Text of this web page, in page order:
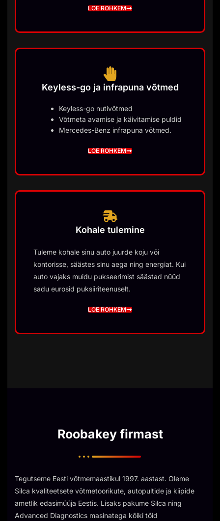
LOE ROHKEM
Keyless-go ja infrapuna võtmed
Keyless-go nutivõtmed
Võtmeta avamise ja käivitamise puldid
Mercedes-Benz infrapuna võtmed.
LOE ROHKEM
Kohale tulemine
Tuleme kohale sinu auto juurde koju või
kontorisse, säästes sinu aega ning energiat. Kui
auto vajaks muidu pukseerimist säästad nüüd
sadu eurosid puksiiriteenuselt.
LOE ROHKEM
Roobakey firmast
Tegutseme Eesti võtmemaastikul 1997. aastast. Oleme
Silca kvaliteetsete võtmetoorikute, autopultide ja kiipide
ametlik edasimüüja Eestis. Lisaks pakume Silca ning
Advanced Diagnostics masinatega kõiki töid